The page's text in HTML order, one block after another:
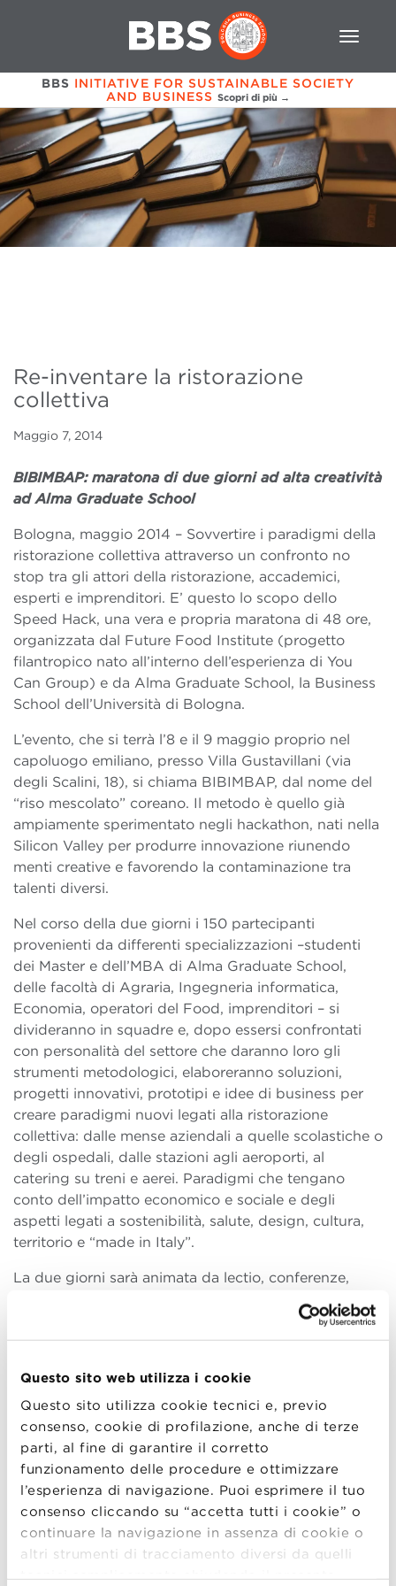
Questo sito web utilizza i cookie
Questo sito utilizza cookie tecnici e, previo
consenso, cookie di profilazione, anche di terze
parti, al fine di garantire il corretto
funzionamento delle procedure e ottimizzare
l’esperienza di navigazione. Puoi esprimere il tuo
consenso cliccando su “accetta tutti i cookie” o
continuare la navigazione in assenza di cookie o
altri strumenti di tracciamento diversi da quelli
tecnici semplicemente chiudendo il presente
BBS INITIATIVE FOR SUSTAINABLE SOCIETY
AND BUSINESS Scopri di più →
Re-inventare la ristorazione
collettiva
Maggio 7, 2014
BIBIMBAP: maratona di due giorni ad alta creatività
ad Alma Graduate School
Bologna, maggio 2014 – Sovvertire i paradigmi della
ristorazione collettiva attraverso un confronto no
stop tra gli attori della ristorazione, accademici,
esperti e imprenditori. E’ questo lo scopo dello
Speed Hack, una vera e propria maratona di 48 ore,
organizzata dal Future Food Institute (progetto
filantropico nato all’interno dell’esperienza di You
Can Group) e da Alma Graduate School, la Business
School dell’Università di Bologna.
L’evento, che si terrà l’8 e il 9 maggio proprio nel
capoluogo emiliano, presso Villa Gustavillani (via
degli Scalini, 18), si chiama BIBIMBAP, dal nome del
“riso mescolato” coreano. Il metodo è quello già
ampiamente sperimentato negli hackathon, nati nella
Silicon Valley per produrre innovazione riunendo
menti creative e favorendo la contaminazione tra
talenti diversi.
Nel corso della due giorni i 150 partecipanti
provenienti da differenti specializzazioni –studenti
dei Master e dell’MBA di Alma Graduate School,
delle facoltà di Agraria, Ingegneria informatica,
Economia, operatori del Food, imprenditori – si
divideranno in squadre e, dopo essersi confrontati
con personalità del settore che daranno loro gli
strumenti metodologici, elaboreranno soluzioni,
progetti innovativi, prototipi e idee di business per
creare paradigmi nuovi legati alla ristorazione
collettiva: dalle mense aziendali a quelle scolastiche o
degli ospedali, dalle stazioni agli aeroporti, al
catering su treni e aerei. Paradigmi che tengano
conto dell’impatto economico e sociale e degli
aspetti legati a sostenibilità, salute, design, cultura,
territorio e “made in Italy”.
La due giorni sarà animata da lectio, conferenze,
parteciperanno i 150 iscritti. Le lectio saranno tenute
da Rebecca Chesney, dell’Institute For The Future di
Future Food Tech, Matteo Vignoli, assistant
professor presso la facoltà di ingegneria
dell’Università degli Studi di Modena e Reggio Emilia
e Visiting Scholar alla Stanford University. Gli speaker
corner saranno invece animati da interventi di
imprenditori, manager, giornalisti ed esperti del
settore, italiani ed internazionali, che porteranno
contributi, contenuti, spunti e case history di
successo utili per ispirare ed arricchire il contesto, tra
cui Lucio Cavazzoni, presidente di Alcenero e